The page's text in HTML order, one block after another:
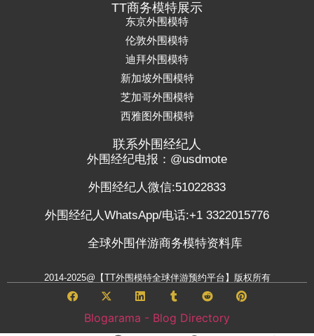
TT商务模特展示
东京外围模特
伦敦外围模特
迪拜外围模特
新加坡外围模特
芝加哥外围模特
西雅图外围模特
联系外围经纪人
外围经纪电报：@usdmote
外围经纪人微信:51022833
外围经纪人WhatsApp/电话:+1 3322015776
全球外围伴游商务模特资料库
2014-2025@【TT外围模特全球伴游预约平台】版权所有
Blogarama - Blog Directory